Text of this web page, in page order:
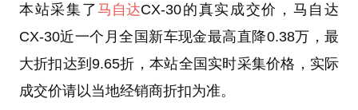
本站采集了马自达CX-30的真实成交价，马自达
CX-30近一个月全国新车现金最高直降0.38万，最
大折扣达到9.65折，本站全国实时采集价格，实际
成交价请以当地经销商折扣为准。